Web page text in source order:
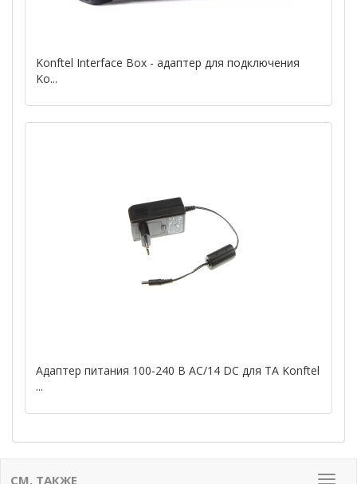
Konftel Interface Box - адаптер для подключения
Ko...
Адаптер питания 100-240 В AC/14 DC для ТА Konftel
...
Меню
СМ. ТАКЖЕ